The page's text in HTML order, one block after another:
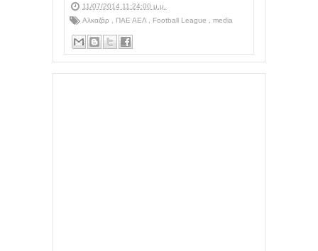
11/07/2014 11:24:00 μ.μ.
Αλκαζάρ , ΠΑΕ ΑΕΛ , Football League , media